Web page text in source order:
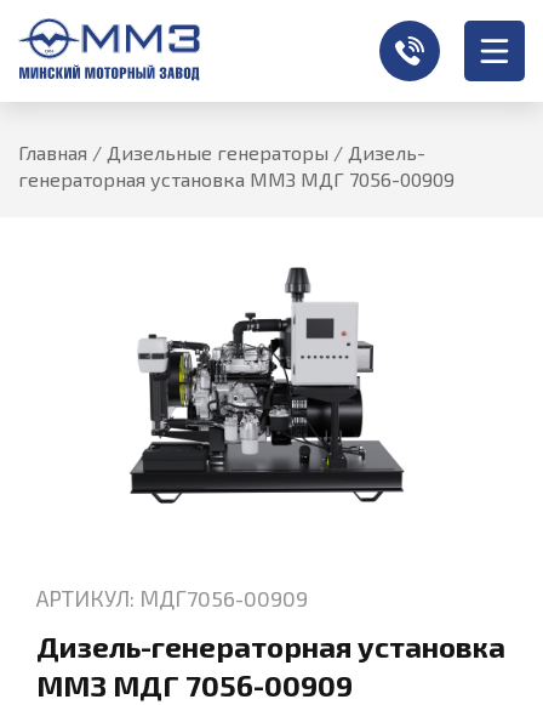
Главная / Дизельные генераторы / Дизель-
генераторная установка ММЗ МДГ 7056-00909
АРТИКУЛ: МДГ7056-00909
Дизель-генераторная установка
ММЗ МДГ 7056-00909